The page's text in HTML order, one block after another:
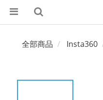
全部商品 Insta360